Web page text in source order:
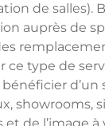
de salles).
auprès de
type de
d’un
showrooms,